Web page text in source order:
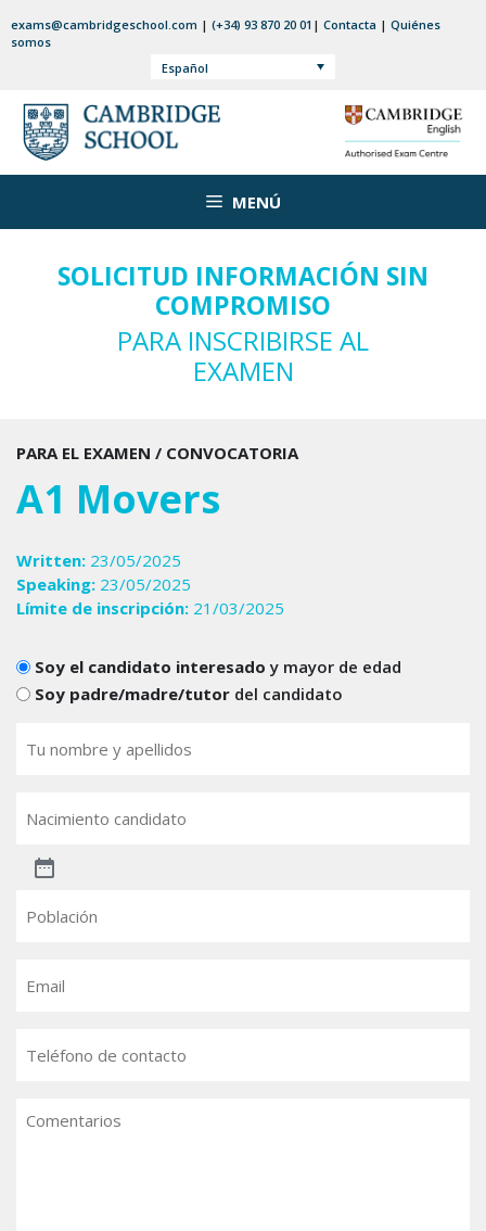
al
exams@cambridgeschool.com | (+34) 93 870 20 01 | Contacta | Quiénes
somos
Español
MENÚ
SOLICITUD INFORMACIÓN SIN
COMPROMISO
PARA INSCRIBIRSE AL
EXAMEN
PARA EL EXAMEN / CONVOCATORIA
A1 Movers
Written: 23/05/2025
Speaking: 23/05/2025
Límite de inscripción: 21/03/2025
Candidats
Soy el candidato interesado y mayor de edad
Soy padre/madre/tutor del candidato
nombre(Obligatorio)
candidato
Comentarios